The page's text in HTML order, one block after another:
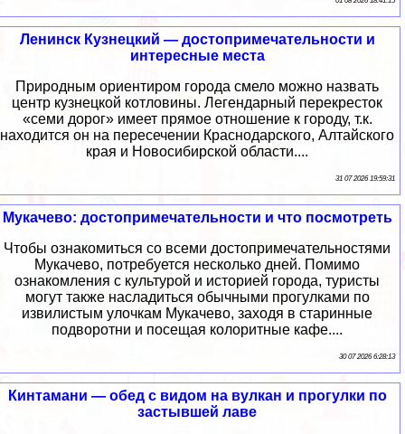
Ленинск Кузнецкий — достопримечательности и
интересные места
Природным ориентиром города смело можно назвать
центр кузнецкой котловины. Легендарный перекресток
«семи дорог» имеет прямое отношение к городу, т.к.
находится он на пересечении Краснодарского, Алтайского
края и Новосибирской области....
31 07 2026 19:59:31
Мукачево: достопримечательности и что посмотреть
Чтобы ознакомиться со всеми достопримечательностями
Мукачево, потребуется несколько дней. Помимо
ознакомления с культурой и историей города, туристы
могут также насладиться обычными прогулками по
извилистым улочкам Мукачево, заходя в старинные
подворотни и посещая колоритные кафе....
30 07 2026 6:28:13
Кинтамани — обед с видом на вулкан и прогулки по
застывшей лаве